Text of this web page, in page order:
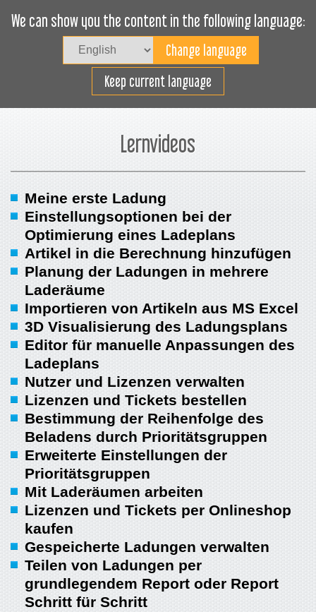
We can show you the content in the following language:
Keep current language
Effizientes Laden
Lernvideos
Meine erste Ladung
Einstellungsoptionen bei der
Optimierung eines Ladeplans
Artikel in die Berechnung hinzufügen
Planung der Ladungen in mehrere
Laderäume
Importieren von Artikeln aus MS Excel
3D Visualisierung des Ladungsplans
Editor für manuelle Anpassungen des
Ladeplans
Nutzer und Lizenzen verwalten
Lizenzen und Tickets bestellen
Bestimmung der Reihenfolge des
Beladens durch Prioritätsgruppen
Erweiterte Einstellungen der
Prioritätsgruppen
Mit Laderäumen arbeiten
Lizenzen und Tickets per Onlineshop
kaufen
Gespeicherte Ladungen verwalten
Teilen von Ladungen per
grundlegendem Report oder Report
Schritt für Schritt